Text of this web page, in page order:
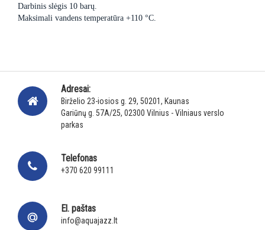
Darbinis slėgis 10 barų.
Maksimali vandens temperatūra +110 °C.
Adresai:
Birželio 23-iosios g. 29, 50201, Kaunas
Gariūnų g. 57A/25, 02300 Vilnius - Vilniaus verslo
parkas
Telefonas
+370 620 99111
El. paštas
info@aquajazz.lt